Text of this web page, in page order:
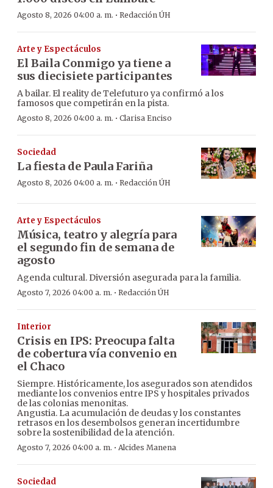
Agosto 8, 2026 04:00 a. m. · Redacción ÚH
Arte y Espectáculos
El Baila Conmigo ya tiene a
sus diecisiete participantes
A bailar. El reality de Telefuturo ya confirmó a los
famosos que competirán en la pista.
Agosto 8, 2026 04:00 a. m. · Clarisa Enciso
Sociedad
La fiesta de Paula Fariña
Agosto 8, 2026 04:00 a. m. · Redacción ÚH
Arte y Espectáculos
Música, teatro y alegría para
el segundo fin de semana de
agosto
Agenda cultural. Diversión asegurada para la familia.
Agosto 7, 2026 04:00 a. m. · Redacción ÚH
Interior
Crisis en IPS: Preocupa falta
de cobertura vía convenio en
el Chaco
Siempre. Históricamente, los asegurados son atendidos
mediante los convenios entre IPS y hospitales privados
de las colonias menonitas.
Angustia. La acumulación de deudas y los constantes
retrasos en los desembolsos generan incertidumbre
sobre la sostenibilidad de la atención.
Agosto 7, 2026 04:00 a. m. · Alcides Manena
Sociedad